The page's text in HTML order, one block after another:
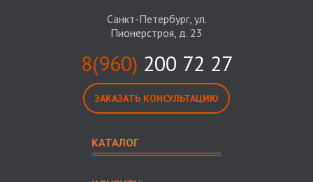
Санкт-Петербург, ул.
Пионерстроя, д. 23
8(960) 200 72 27
ЗАКАЗАТЬ КОНСУЛЬТАЦИЮ
КАТАЛОГ